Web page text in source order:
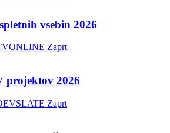
vsebin 2026
Zaprt
projektov 2026
Zaprt